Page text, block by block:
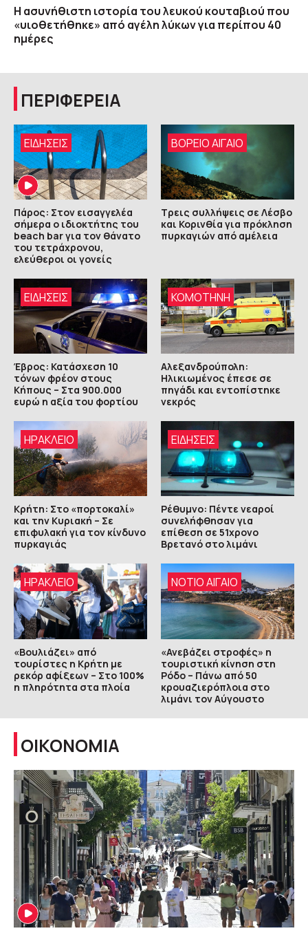
Η ασυνήθιστη ιστορία του λευκού κουταβιού που
«υιοθετήθηκε» από αγέλη λύκων για περίπου 40
ημέρες
ΠΕΡΙΦΕΡΕΙΑ
ΕΙΔΗΣΕΙΣ
Πάρος: Στον εισαγγελέα
σήμερα ο ιδιοκτήτης του
beach bar για τον θάνατο
του τετράχρονου,
ελεύθεροι οι γονείς
ΒΟΡΕΙΟ ΑΙΓΑΙΟ
Τρεις συλλήψεις σε Λέσβο
και Κορινθία για πρόκληση
πυρκαγιών από αμέλεια
ΕΙΔΗΣΕΙΣ
Έβρος: Κατάσχεση 10
τόνων φρέον στους
Κήπους – Στα 900.000
ευρώ η αξία του φορτίου
KOMOTHNH
Αλεξανδρούπολη:
Ηλικιωμένος έπεσε σε
πηγάδι και εντοπίστηκε
νεκρός
ΗΡΑΚΛΕΙΟ
Κρήτη: Στο «πορτοκαλί»
και την Κυριακή – Σε
επιφυλακή για τον κίνδυνο
πυρκαγιάς
ΕΙΔΗΣΕΙΣ
Ρέθυμνο: Πέντε νεαροί
συνελήφθησαν για
επίθεση σε 51χρονο
Βρετανό στο λιμάνι
ΗΡΑΚΛΕΙΟ
«Βουλιάζει» από
τουρίστες η Κρήτη με
ρεκόρ αφίξεων – Στο 100%
η πληρότητα στα πλοία
ΝΟΤΙΟ ΑΙΓΑΙΟ
«Ανεβάζει στροφές» η
τουριστική κίνηση στη
Ρόδο – Πάνω από 50
κρουαζιερόπλοια στο
λιμάνι τον Αύγουστο
ΟΙΚΟΝΟΜΙΑ